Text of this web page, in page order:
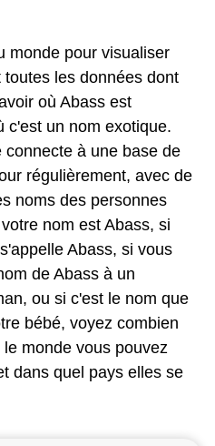
monde pour visualiser
les données dont
où Abass est
c'est un nom exotique.
à une base de
régulièrement, avec de
noms des personnes
nom est Abass, si
Abass, si vous
de Abass à un
ou si c'est le nom que
bébé, voyez combien
monde vous pouvez
dans quel pays elles se